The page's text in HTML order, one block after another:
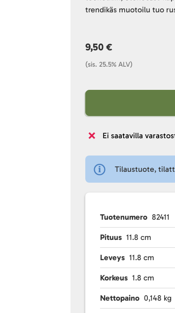
trendikäs muotoilu tuo
9,50 €
(sis. 25.5% ALV)
Ei saatavilla
Tilaustuote,
Tuotenumero 82411
Pituus 11.8 cm
Leveys 11.8 cm
Korkeus 1.8 cm
Nettopaino 0,148 kg